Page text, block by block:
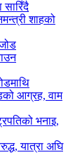
शाहको
आग्रह, वाम
भनाइ,
यात्रा अघि